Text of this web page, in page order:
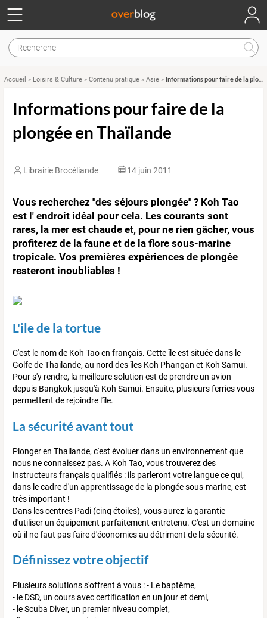
Accueil » Loisirs & Culture » Contenu pratique » Asie » Informations pour faire de la plongée en Thaïlande
Informations pour faire de la
plongée en Thaïlande
Librairie Brocéliande 14 juin 2011
Vous recherchez "des séjours plongée" ? Koh Tao
est l' endroit idéal pour cela. Les courants sont
rares, la mer est chaude et, pour ne rien gâcher, vous
profiterez de la faune et de la flore sous-marine
tropicale. Vos premières expériences de plongée
resteront inoubliables !
L'ile de la tortue
C'est le nom de Koh Tao en français. Cette île est située dans le
Golfe de Thailande, au nord des îles Koh Phangan et Koh Samui.
Pour s'y rendre, la meilleure solution est de prendre un avion
depuis Bangkok jusqu'à Koh Samui. Ensuite, plusieurs ferries vous
permettent de rejoindre l'île.
La sécurité avant tout
Plonger en Thailande, c'est évoluer dans un environnement que
nous ne connaissez pas. A Koh Tao, vous trouverez des
instructeurs français qualifiés : ils parleront votre langue ce qui,
dans le cadre d'un apprentissage de la plongée sous-marine, est
très important !
Dans les centres Padi (cinq étoiles), vous aurez la garantie
d'utiliser un équipement parfaitement entretenu. C'est un domaine
où il ne faut pas faire d'économies au détriment de la sécurité.
Définissez votre objectif
Plusieurs solutions s'offrent à vous : - Le baptême,
- le DSD, un cours avec certification en un jour et demi,
- le Scuba Diver, un premier niveau complet,